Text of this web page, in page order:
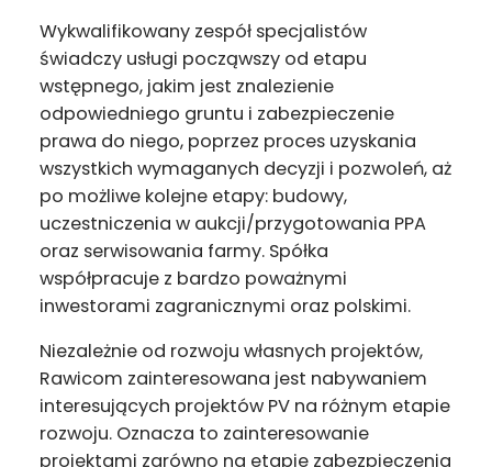
Wykwalifikowany zespół specjalistów
świadczy usługi począwszy od etapu
wstępnego, jakim jest znalezienie
odpowiedniego gruntu i zabezpieczenie
prawa do niego, poprzez proces uzyskania
wszystkich wymaganych decyzji i pozwoleń, aż
po możliwe kolejne etapy: budowy,
uczestniczenia w aukcji/przygotowania PPA
oraz serwisowania farmy. Spółka
współpracuje z bardzo poważnymi
inwestorami zagranicznymi oraz polskimi.
Niezależnie od rozwoju własnych projektów,
Rawicom zainteresowana jest nabywaniem
interesujących projektów PV na różnym etapie
rozwoju. Oznacza to zainteresowanie
projektami zarówno na etapie zabezpieczenia